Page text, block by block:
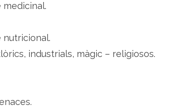
medicinal.
nutricional.
industrials, màgic – religiosos.